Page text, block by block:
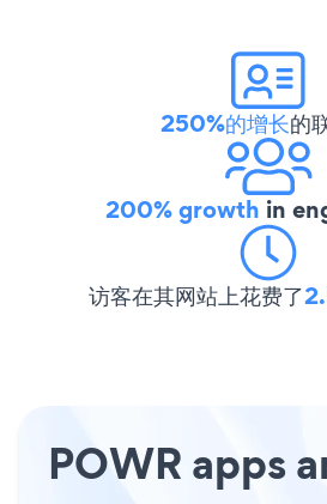
250%的增长的
200% growth in
访客在其网站上花费了
POWR apps